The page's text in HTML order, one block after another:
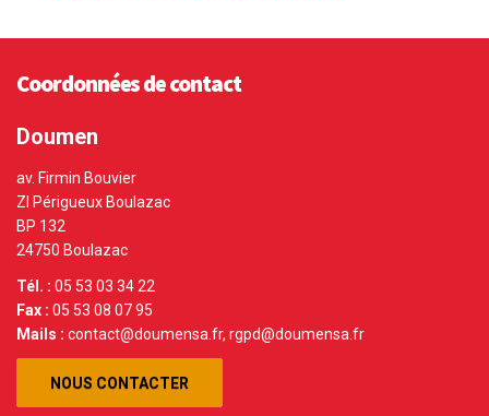
Coordonnées de contact
Doumen
av. Firmin Bouvier
ZI Périgueux Boulazac
BP 132
24750 Boulazac
Tél. : 05 53 03 34 22
Fax : 05 53 08 07 95
Mails : contact@doumensa.fr, rgpd@doumensa.fr
NOUS CONTACTER